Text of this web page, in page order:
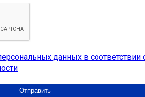
данных в соответствии